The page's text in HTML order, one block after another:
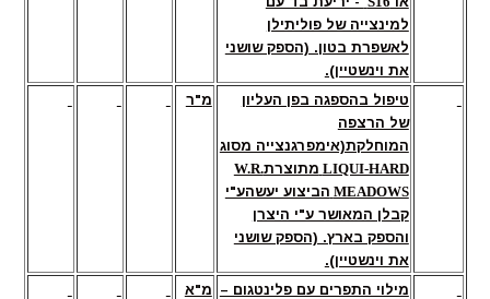
למינצייה של פוליתילן
לאשפרת בטון. (הספק שושני
את וינשטיין).
טיפול בהספגה בפן העליון
של הרצפה
המוחלקת(אימפרגנצייה מסוג
LIQUI-HARD מתוצרתW.R.
MEADOWS הביצוע יעשהע"י
קבלן המאושר ע"י היצרן
והספק בארץ. (הספק שושני
את וינשטיין).
מ"ר
מילוי התפרים עם פלינטגום – מ"א